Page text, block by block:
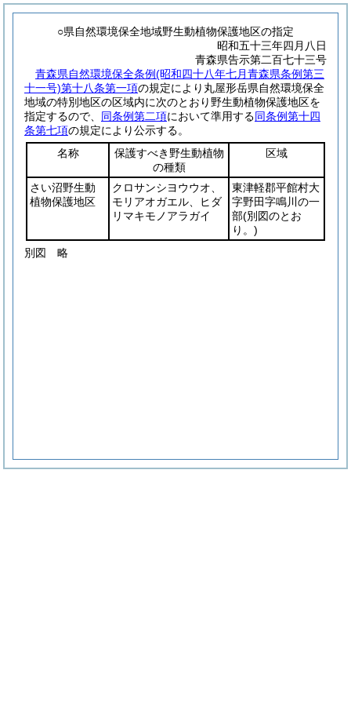
○県自然環境保全地域野生動植物保護地区の指定
昭和五十三年四月八日
青森県告示第二百七十三号
青森県自然環境保全条例(昭和四十八年七月青森県条例第三
十一号)第十八条第一項の規定により丸屋形岳県自然環境保全
地域の特別地区の区域内に次のとおり野生動植物保護地区を
指定するので、 同条例第二項において準用する同条例第十四
条第七項の規定により公示する。
名称
保護すべき野生動植物
の種類
区域
さい沼野生動
植物保護地区
クロサンシヨウウオ、
モリアオガエル、ヒダ
リマキモノアラガイ
東津軽郡平館村大
字野田字鳴川の一
部(別図のとお
り。)
別図
略